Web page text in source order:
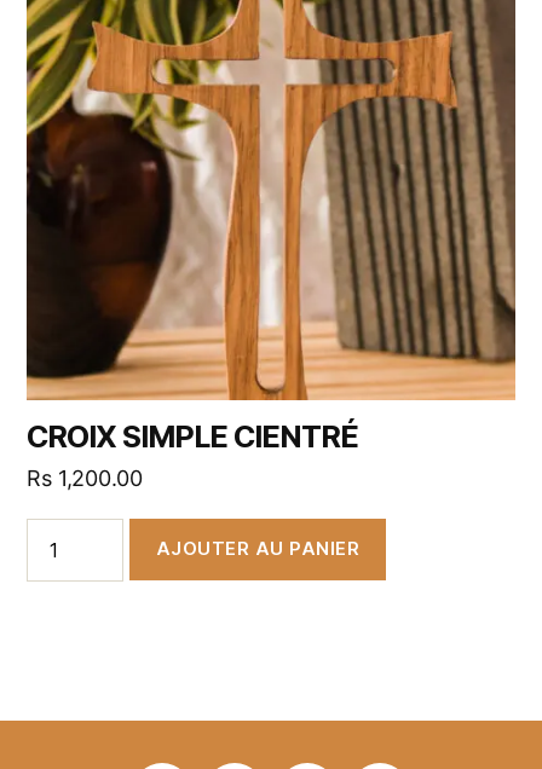
CROIX SIMPLE CIENTRÉ
Rs 1,200.00
AJOUTER AU PANIER